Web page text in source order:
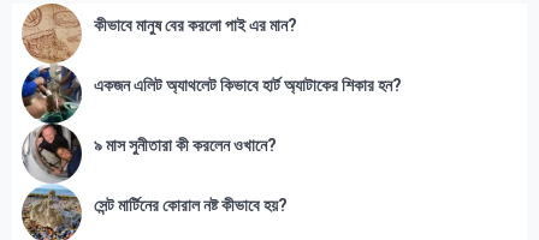
কীভাবে মানুষ বের করলো পাই এর মান?
একজন এলিট অ্যাথলেট কিভাবে হার্ট অ্যাটাকের শিকার হন?
৯ মাস সুনীতারা কী করলেন ওখানে?
সেন্ট মার্টিনের কোরাল নষ্ট কীভাবে হয়?